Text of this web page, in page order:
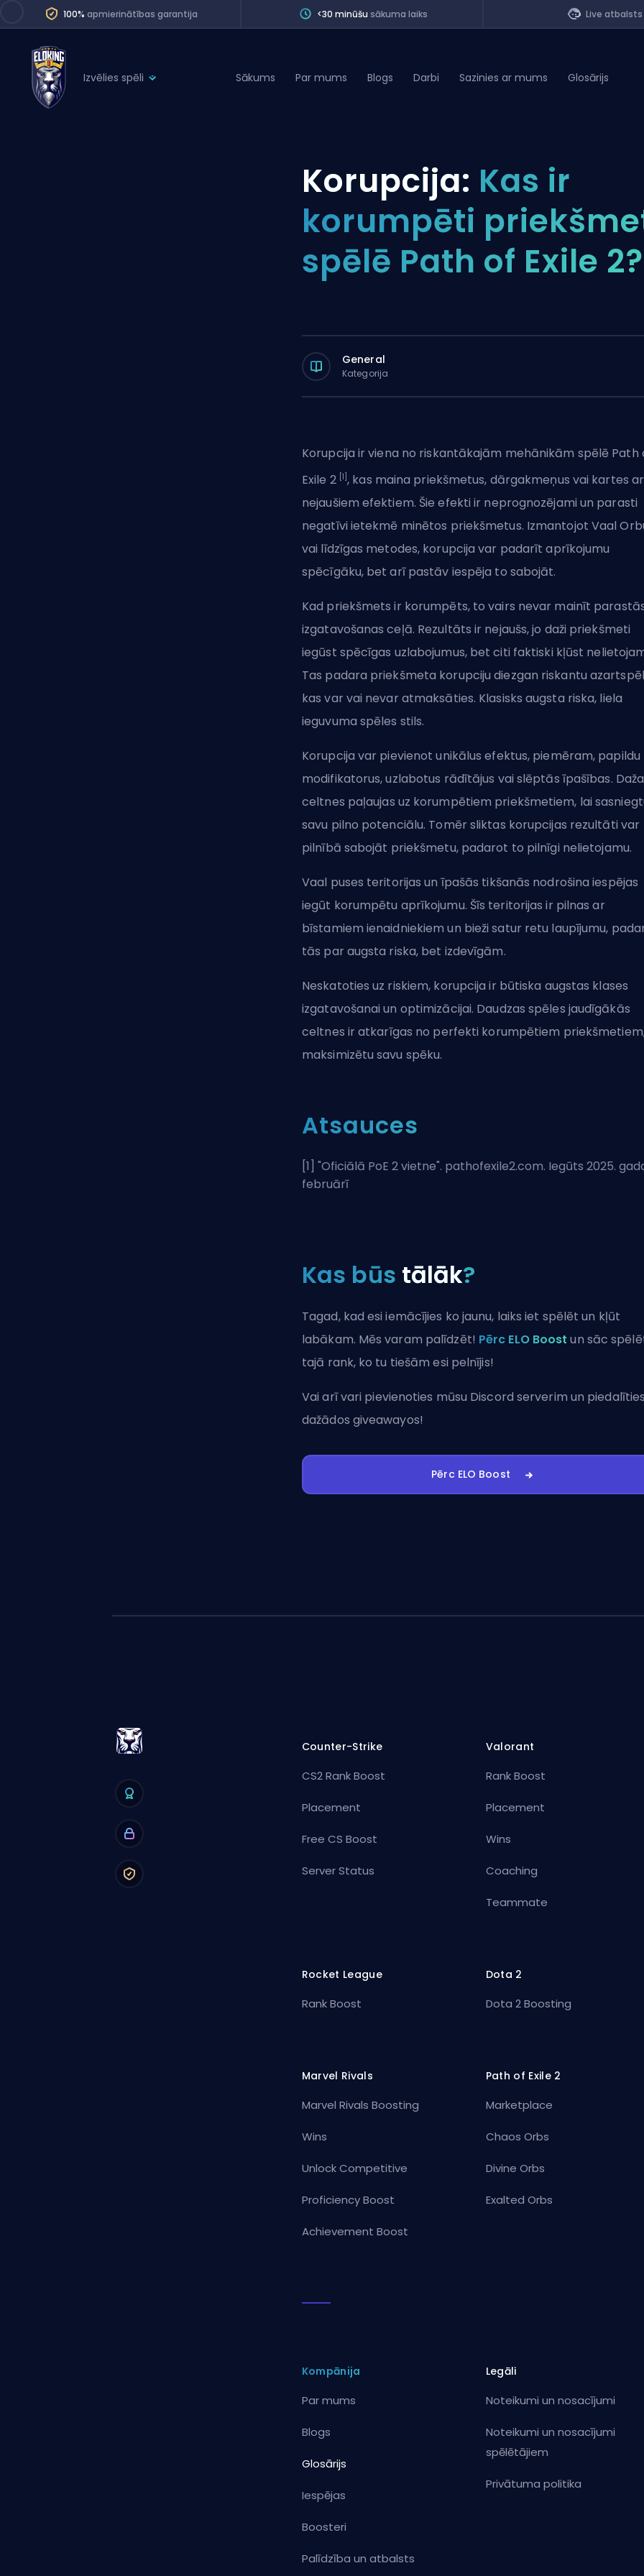
100% apmierinātības garantija <30 minūšu sākuma laiks Live atbalsts
Izvēlies spēli
Division Boost
Coaching
Sākums Par mums Blogs Darbi Sazinies ar mums Glosārijs
Korupcija: Kas ir
korumpēti
spēlē Path of Exile 2?
General
Kategorija
Korupcija ir viena no riskantākajām mehānikām spēlē Path
Exile 2 [1] , kas maina priekšmetus, dārgakmeņus vai kartes ar
nejaušiem efektiem. Šie efekti ir neprognozējami un parasti
negatīvi ietekmē minētos priekšmetus. Izmantojot Vaal
vai līdzīgas metodes, korupcija var padarīt aprīkojumu
spēcīgāku, bet arī pastāv iespēja to sabojāt.
Kad priekšmets ir korumpēts, to vairs nevar mainīt
izgatavošanas ceļā. Rezultāts ir nejaušs, jo daži priekšmeti
iegūst spēcīgas uzlabojumus, bet citi faktiski kļūst
Tas padara priekšmeta korupciju diezgan riskantu
kas var vai nevar atmaksāties. Klasisks augsta riska, liela
ieguvuma spēles stils.
Korupcija var pievienot unikālus efektus, piemēram, papildu
modifikatorus, uzlabotus rādītājus vai slēptās īpašības.
celtnes paļaujas uz korumpētiem priekšmetiem, lai
savu pilno potenciālu. Tomēr sliktas korupcijas rezultāti var
pilnībā sabojāt priekšmetu, padarot to pilnīgi nelietojamu.
Vaal puses teritorijas un īpašās tikšanās nodrošina iespējas
iegūt korumpētu aprīkojumu. Šīs teritorijas ir pilnas ar
bīstamiem ienaidniekiem un bieži satur retu laupījumu,
tās par augsta riska, bet izdevīgām.
Neskatoties uz riskiem, korupcija ir būtiska augstas klases
izgatavošanai un optimizācijai. Daudzas spēles jaudīgākās
celtnes ir atkarīgas no perfekti korumpētiem
maksimizētu savu spēku.
Atsauces
[1] "Oficiālā PoE 2 vietne". pathofexile2.com. Iegūts 2025.
februārī
Kas būs tālāk?
Tagad, kad esi iemācījies ko jaunu, laiks iet spēlēt un kļūt
labākam. Mēs varam palīdzēt! Pērc ELO Boost un sāc
tajā rank, ko tu tiešām esi pelnījis!
Vai arī vari pievienoties mūsu Discord serverim un
dažādos giveawayos!
Pērc ELO Boost
Counter-Strike
CS2 Rank Boost
Placement
Free CS Boost
Server Status
Valorant
Rank Boost
Placement
Wins
Coaching
Teammate
Rocket League
Rank Boost
Dota 2
Dota 2 Boosting
Marvel Rivals
Marvel Rivals Boosting
Wins
Unlock Competitive
Proficiency Boost
Achievement Boost
Path of Exile 2
Marketplace
Chaos Orbs
Divine Orbs
Exalted Orbs
Kompānija
Par mums
Blogs
Glosārijs
Iespējas
Boosteri
Palīdzība un atbalsts
Legāli
Noteikumi un nosacījumi
Noteikumi un nosacījumi
spēlētājiem
Privātuma politika